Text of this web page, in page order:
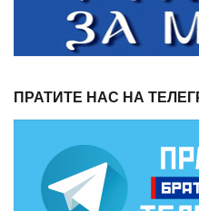
ПРАТИТЕ НАС НА